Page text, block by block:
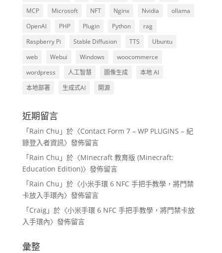
MCP
Microsoft NFT Nginx Nvidia
ollama
OpenAI
PHP Plugin Python
rag
Raspberry Pi
Stable Diffusion TTS
Ubuntu
web
Webui Windows
woocommerce
wordpress
人工智慧 圖像生成
本地 AI
本地部署
生成式AI 開源
近期留言
「Rain Chu 」於〈Contact Form 7 – WP PLUGINS – 紀
錄登入者資訊〉發佈留言
「Rain Chu 」於〈Minecraft 教育版 (Minecraft:
Education Edition)〉發佈留言
「Rain Chu 」於〈小米手環 6 NFC 手把手教學，將門禁
卡放入手環內〉發佈留言
「Craig」於〈小米手環 6 NFC 手把手教學，將門禁卡放
入手環內〉發佈留言
彙整